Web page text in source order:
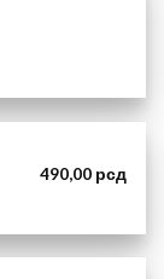
490,00 рсд